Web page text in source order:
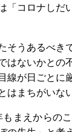
「コロナしだ
うあるべき
ないかとの
が日ごとに
まちがいな
まえからの